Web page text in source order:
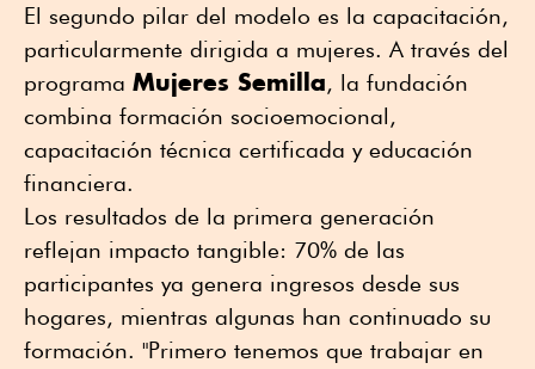
El segundo pilar del modelo es la capacitación,
particularmente dirigida a mujeres. A través del
programa Mujeres Semilla, la fundación
combina formación socioemocional,
capacitación técnica certificada y educación
financiera.
Los resultados de la primera generación
reflejan impacto tangible: 70% de las
participantes ya genera ingresos desde sus
hogares, mientras algunas han continuado su
formación. "Primero tenemos que trabajar en